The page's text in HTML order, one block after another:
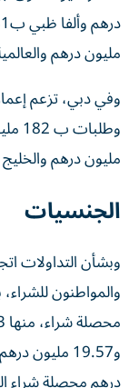
مليون درهم والعالمية
مليون درهم والخليج
الجنسيات
وبشأن التداولات